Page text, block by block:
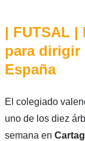
| FUTSAL |
para dirigir
España
El colegiado
uno de los diez
semana en